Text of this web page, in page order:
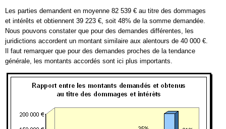
Les parties demandent en moyenne 82 539 € au titre des dommages
et intérêts et obtiennent 39 223 €, soit 48% de la somme demandée.
Nous pouvons constater que pour des demandes différentes, les
juridictions accordent un montant similaire aux alentours de 40 000 €.
Il faut remarquer que pour des demandes proches de la tendance
générale, les montants accordés sont ici plus importants.